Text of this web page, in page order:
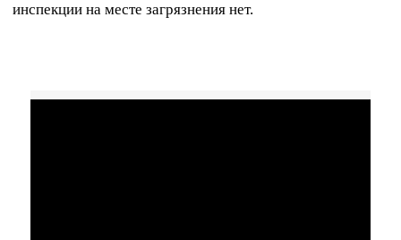
инспекции на месте загрязнения нет.